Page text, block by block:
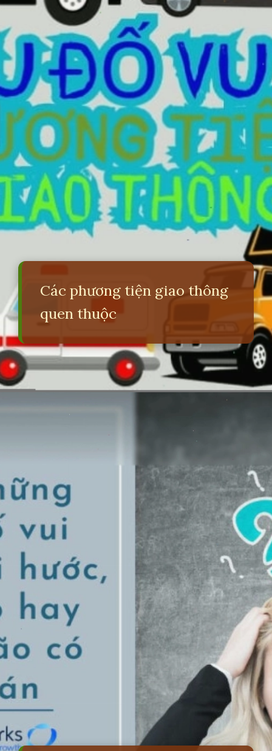
Các phương tiện giao thông
quen thuộc